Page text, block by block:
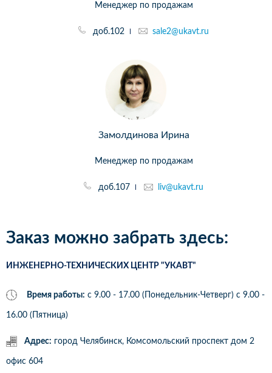
Менеджер по продажам
доб.102 sale2@ukavt.ru
Замолдинова Ирина
Менеджер по продажам
доб.107 liv@ukavt.ru
Заказ можно забрать здесь:
ИНЖЕНЕРНО-ТЕХНИЧЕСКИХ ЦЕНТР "УКАВТ"
Время работы: с 9.00 - 17.00 (Понедельник-Четверг) c 9.00 -
16.00 (Пятница)
Адрес: город Челябинск, Комсомольский проспект дом 2
офис 604